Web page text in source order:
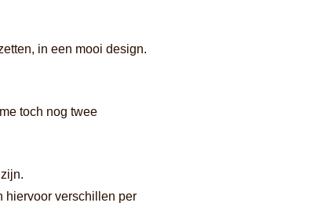
in een mooi design.
toch nog twee
hiervoor verschillen per